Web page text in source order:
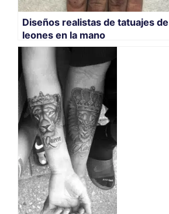
Diseños realistas de tatuajes de
leones en la mano